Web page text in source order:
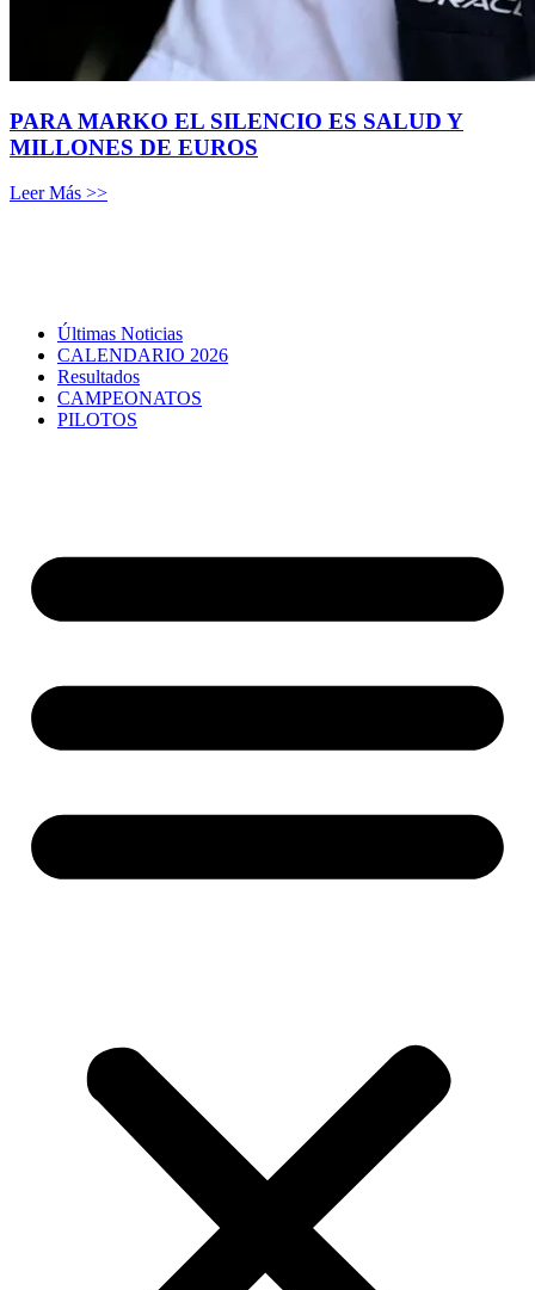
PARA MARKO EL SILENCIO ES SALUD Y
MILLONES DE EUROS
Leer Más >>
Últimas Noticias
CALENDARIO 2026
Resultados
CAMPEONATOS
PILOTOS